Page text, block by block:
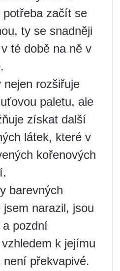
začít se
ty se snadněji
té době na ně v
nejen rozšiřuje
paletu, ale
získat další
látek, které v
kořenových
barevných
narazil, jsou
pozdní
k jejímu
překvapivé.